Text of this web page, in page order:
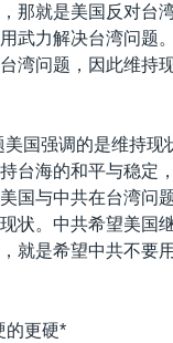
那就是美国反对台
武力解决台湾问题
湾问题，因此维持
美国强调的是维持现
台海的和平与稳定
国与中共在台湾问
状。中共希望美国
就是希望中共不要
的更硬*